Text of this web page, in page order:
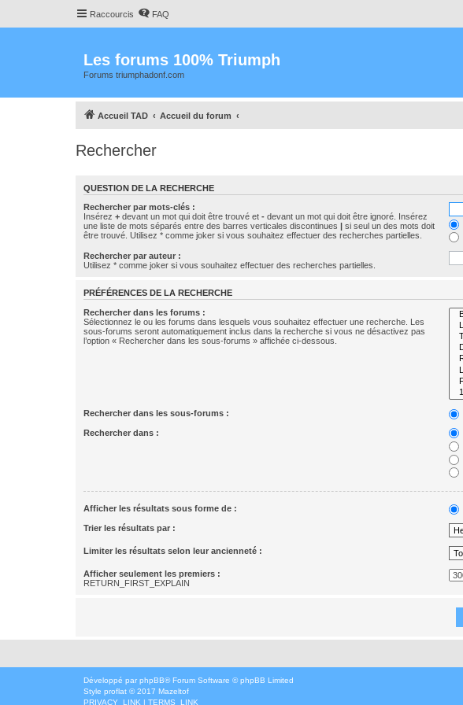
Raccourcis FAQ
Les forums 100% Triumph
Forums triumphadonf.com
Accueil TAD Accueil du forum
Rechercher
QUESTION DE LA RECHERCHE
Rechercher par mots-clés :
Insérez + devant un mot qui doit être trouvé et - devant un mot qui doit être ignoré. Insérez
une liste de mots séparés entre des barres verticales discontinues | si seul un des mots doit
être trouvé. Utilisez * comme joker si vous souhaitez effectuer des recherches partielles.
Rechercher par auteur :
Utilisez * comme joker si vous souhaitez effectuer des recherches partielles.
PRÉFÉRENCES DE LA RECHERCHE
Rechercher dans les forums :
Sélectionnez le ou les forums dans lesquels vous souhaitez effectuer une recherche. Les
sous-forums seront automatiquement inclus dans la recherche si vous ne désactivez pas
l’option « Rechercher dans les sous-forums » affichée ci-dessous.
Rechercher dans les sous-forums :
Rechercher dans :
Afficher les résultats sous forme de :
Trier les résultats par :
Limiter les résultats selon leur ancienneté :
Afficher seulement les premiers :
RETURN_FIRST_EXPLAIN
Développé par phpBB® Forum Software © phpBB Limited
Style proflat © 2017 Mazeltof
PRIVACY_LINK | TERMS_LINK